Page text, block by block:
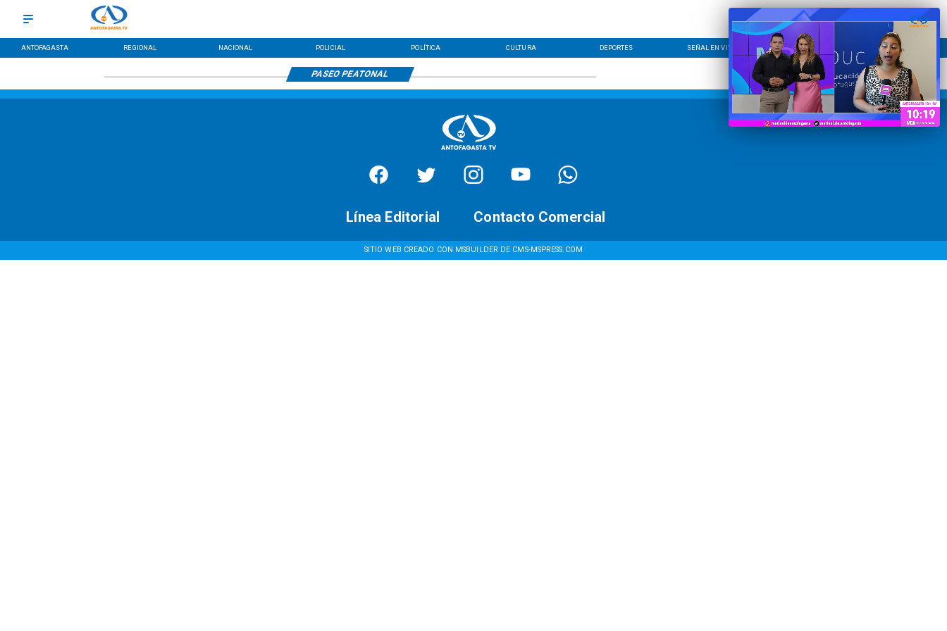
ANTOFAGASTA REGIONAL NACIONAL POLICIAL POLÍTICA CULTURA DEPORTES SEÑAL EN VIVO CONTACTO LÍNEA EDITORIAL
PASEO PEATONAL
SITIO WEB CREADO CON MSBUILDER DE CMS-MSPRESS.COM
Contacto Comercial
Línea Editorial